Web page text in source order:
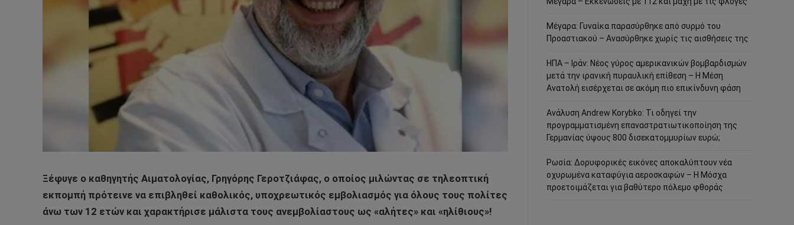
Ξέφυγε ο καθηγητής Αιματολογίας, Γρηγόρης Γεροτζιάφας, ο οποίος μιλώντας σε τηλεοπτική
εκπομπή πρότεινε να επιβληθεί καθολικός, υποχρεωτικός εμβολιασμός για όλους τους πολίτες
άνω των 12 ετών και χαρακτήρισε μάλιστα τους ανεμβολίαστους ως «αλήτες» και «ηλίθιους»!
Μέγαρα: Γυναίκα παρασύρθηκε από συρμό του
Προαστιακού – Ανασύρθηκε χωρίς τις αισθήσεις της
ΗΠΑ – Ιράν: Νέος γύρος αμερικανικών βομβαρδισμών
μετά την ιρανική πυραυλική επίθεση – Η Μέση
Ανατολή εισέρχεται σε ακόμη πιο επικίνδυνη φάση
Ανάλυση Andrew Korybko: Τι οδηγεί την
προγραμματισμένη επαναστρατιωτικοποίηση της
Γερμανίας ύψους 800 δισεκατομμυρίων ευρώ;
Ρωσία: Δορυφορικές εικόνες αποκαλύπτουν νέα
οχυρωμένα καταφύγια αεροσκαφών – Η Μόσχα
προετοιμάζεται για βαθύτερο πόλεμο φθοράς